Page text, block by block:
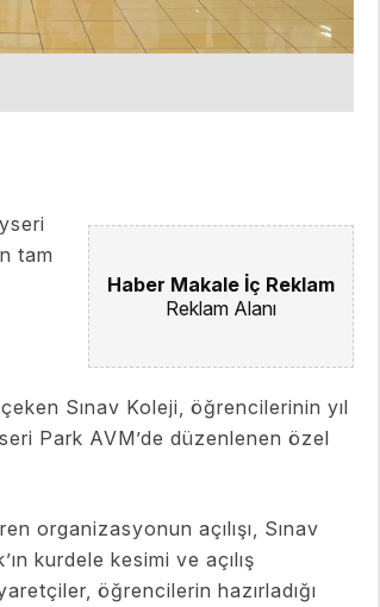
Haber Makale İç Reklam
Reklam Alanı
tam
Sınav Koleji, öğrencilerinin yıl
Park AVM’de düzenlenen özel
organizasyonun açılışı, Sınav
kurdele kesimi ve açılış
öğrencilerin hazırladığı